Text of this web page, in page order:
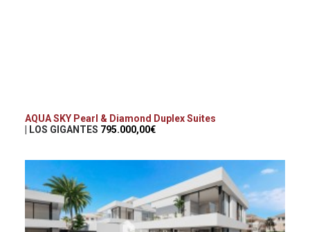
AQUA SKY Pearl & Diamond Duplex Suites
| LOS GIGANTES 795.000,00€